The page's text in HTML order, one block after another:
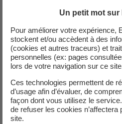
à partir du 15 décembre et
continu.
Les travaux de EDF en
du territoire. Ils visent à
haute tension aérien par un
câble souterrain sur une
Un petit mot
Pour améliorer votre expérience,
stockent et/ou accèdent à des
(cookies et autres traceurs) et
personnelles (ex: pages
lors de votre navigation sur ce
Ces technologies permettent de
d’usage afin d’évaluer, de
façon dont vous utilisez le
de refuser les cookies
site.